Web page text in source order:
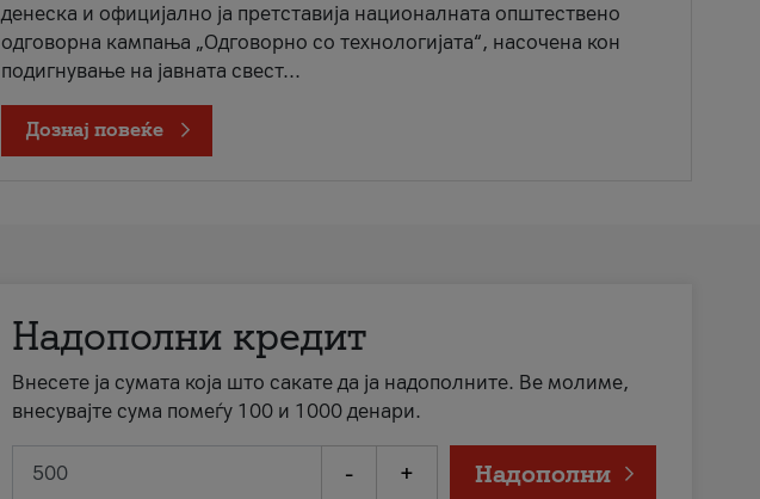
денеска и официјално ја претставија националната општествено
одговорна кампања „Одговорно со технологијата“, насочена кон
подигнување на јавната свест...
Дознај повеќе
Надополни кредит
Внесете ја сумата која што сакате да ја надополните. Ве молиме,
внесувајте сума помеѓу 100 и 1000 денари.
- + Надополни